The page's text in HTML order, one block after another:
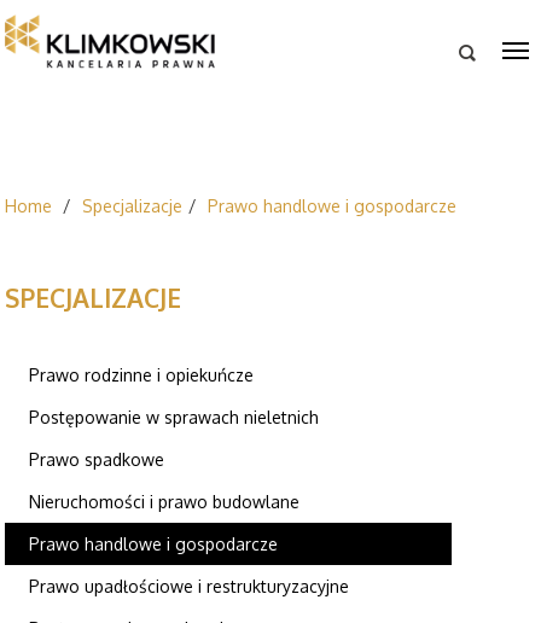

Home Specjalizacje Prawo handlowe i gospodarcze
SPECJALIZACJE
Prawo rodzinne i opiekuńcze
Postępowanie w sprawach nieletnich
Prawo spadkowe
Nieruchomości i prawo budowlane
Prawo handlowe i gospodarcze
Prawo upadłościowe i restrukturyzacyjne